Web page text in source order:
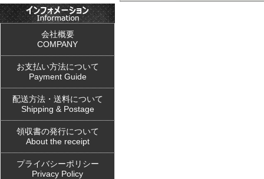
会社概要
COMPANY
お支払い方法について
Payment Guide
配送方法・送料について
Shipping & Postage
領収書の発行について
About the receipt
プライバシーポリシー
Privacy Policy